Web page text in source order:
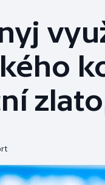
Baseball a softbal
Basketbal
Biatlon